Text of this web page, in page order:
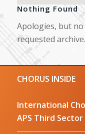
Nothing Found
Apologies, but
requested archive.
CHORUS INSIDE
International
APS Third